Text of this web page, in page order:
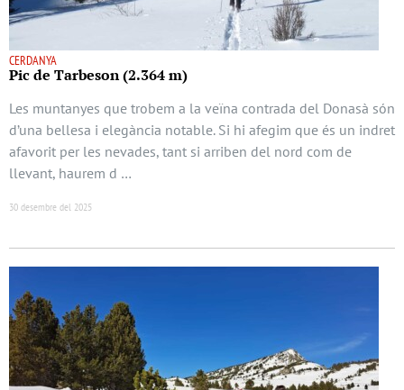
CERDANYA
Pic de Tarbeson (2.364 m)
Les muntanyes que trobem a la veïna contrada del Donasà són
d’una bellesa i elegància notable. Si hi afegim que és un indret
afavorit per les nevades, tant si arriben del nord com de
llevant, haurem d …
30 desembre del 2025